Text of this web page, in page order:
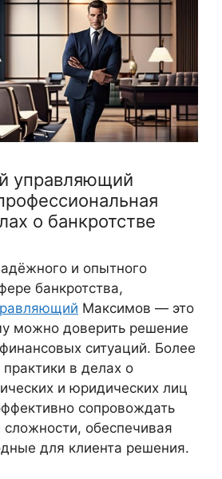
управляющий
о банкротстве
и опытного
банкротства,
Максимов — это
можно доверить решение
ситуаций. Более
в делах о
и юридических лиц
сопровождать
обеспечивая
для клиента решения.